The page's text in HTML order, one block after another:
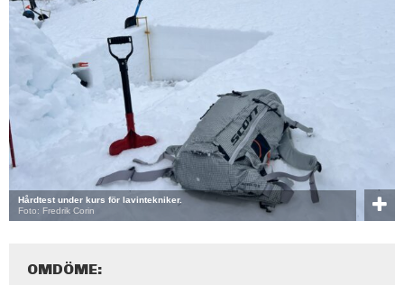
Hårdtest under kurs för lavintekniker.
Foto: Fredrik Corin
OMDÖME: